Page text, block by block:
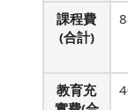
課程費
(合計)
教育充